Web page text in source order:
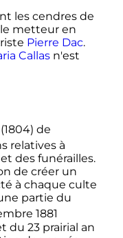
les cendres de
metteur en
Pierre Dac.
Callasn'est
(1804) de
relatives à
des funérailles.
de créer un
à chaque culte
partie du
1881
du 23 prairial an